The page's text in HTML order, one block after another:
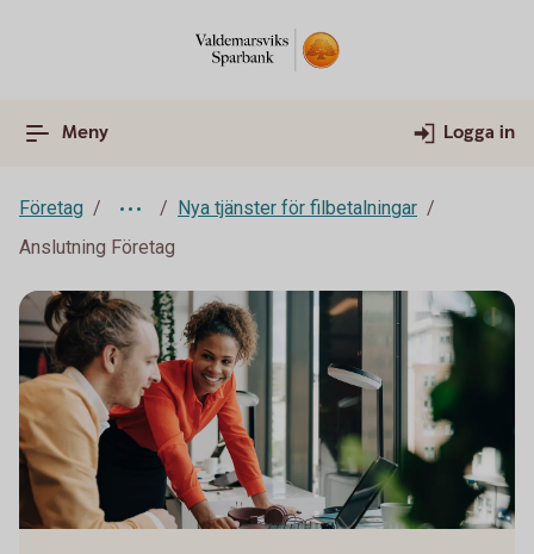
Meny Logga in
Företag
Nya tjänster för filbetalningar
Anslutning Företag